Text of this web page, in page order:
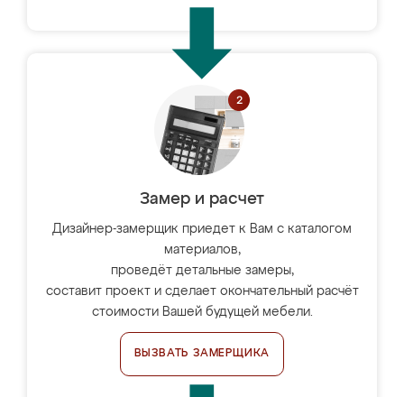
Замер и расчет
Дизайнер-замерщик приедет к Вам с каталогом
материалов,
проведёт детальные замеры,
составит проект и сделает окончательный расчёт
стоимости Вашей будущей мебели.
ВЫЗВАТЬ ЗАМЕРЩИКА